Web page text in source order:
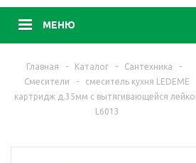
МЕНЮ
Главная - Каталог - Сантехника
-
Смесители
-
смеситель кухня LEDEME
картридж д.35мм с вытягивающейся
L6013